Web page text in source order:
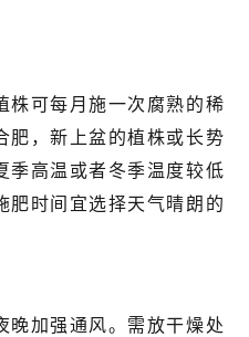
株可每月施一次腐熟的稀
肥，新上盆的植株或长势
季高温或者冬季温度较低
肥时间宜选择天气晴朗的
晚加强通风。需放干燥处